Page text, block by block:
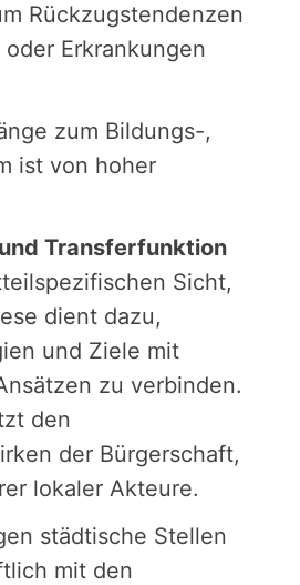
Rückzugstendenzen
Erkrankungen
zum Bildungs-,
ist von hoher
Transferfunktion
Sicht,
dient dazu,
und Ziele mit
zu verbinden.
den
der Bürgerschaft,
lokaler Akteure.
städtische Stellen
mit den